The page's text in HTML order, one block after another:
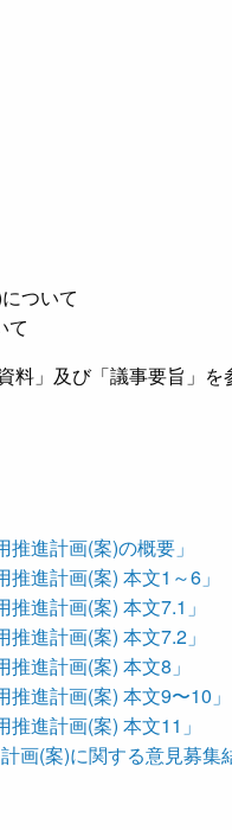
ついて
て
」及び「議事要旨」を
進計画(案)の概要」
進計画(案) 本文1～6」
進計画(案) 本文7.1」
進計画(案) 本文7.2」
進計画(案) 本文8」
進計画(案) 本文9〜10」
進計画(案) 本文11」
画(案)に関する意見募集